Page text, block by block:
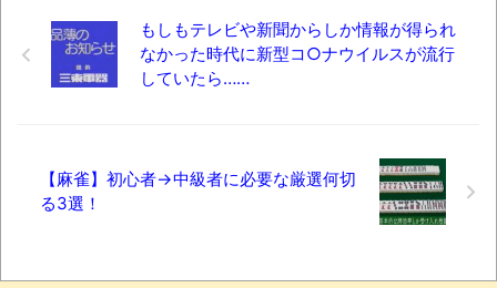
もしもテレビや新聞からしか情報が得られ
なかった時代に新型コ○ナウイルスが流行
していたら……
【麻雀】初心者→中級者に必要な厳選何切
る3選！